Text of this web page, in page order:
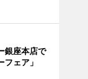
銀座本店で
フェア」